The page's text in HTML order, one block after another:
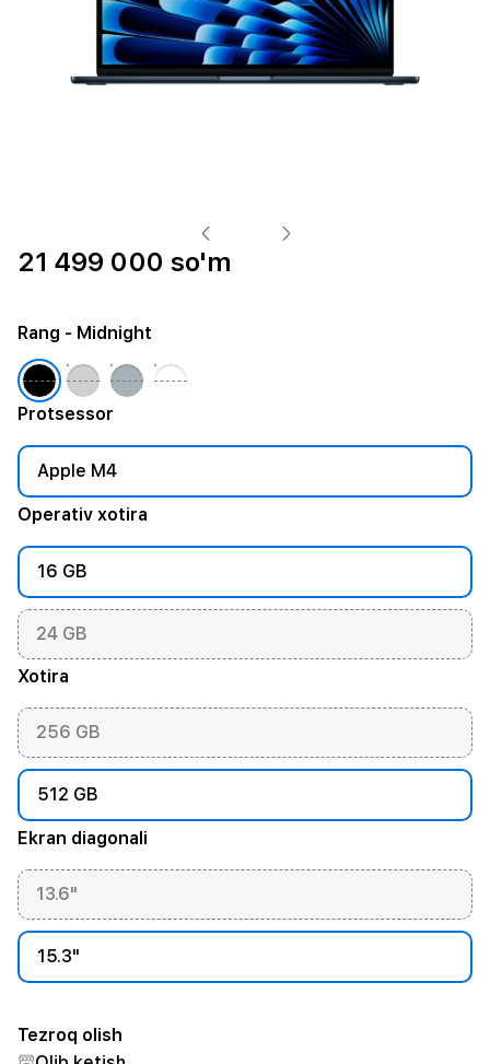
21 499 000 so'm
Protsessor
Apple M4
Operativ xotira
16 GB
24 GB
Xotira
256 GB
512 GB
Ekran diagonali
13.6"
15.3"
Rang - Midnight
Tezroq olish